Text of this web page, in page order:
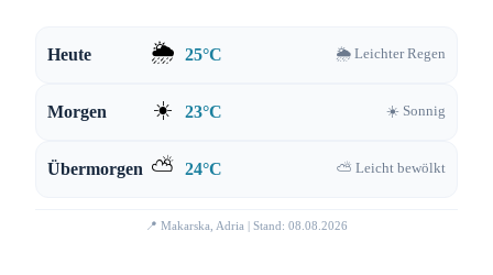
Heute 🌦️ 25°C 🌦️ Leichter Regen
Morgen ☀️ 23°C ☀️ Sonnig
Übermorgen ⛅ 24°C ⛅ Leicht bewölkt
📍 Makarska, Adria | Stand: 08.08.2026